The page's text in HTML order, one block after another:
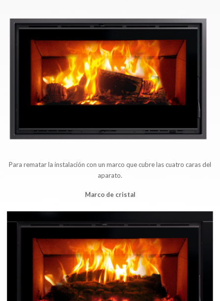
Para rematar la instalación con un marco que cubre las cuatro caras del
aparato.
Marco de cristal